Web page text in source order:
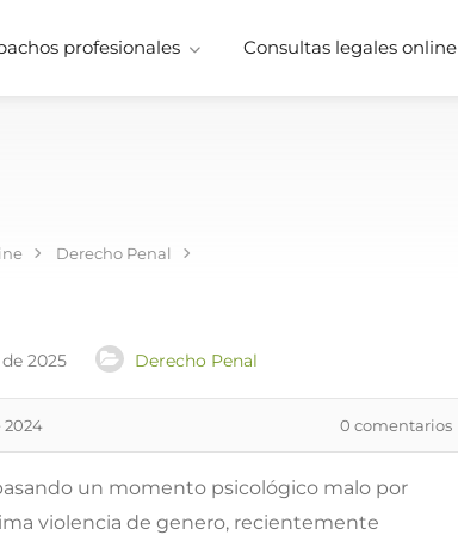
profesionales Consultas legales online
Derecho Penal
2025 Derecho Penal
2024 0 comentarios
un momento psicológico malo por
violencia de genero, recientemente